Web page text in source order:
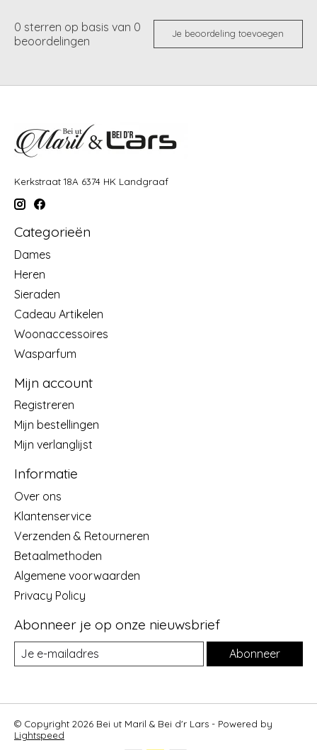
0 sterren op basis van 0
beoordelingen
Je beoordeling toevoegen
Kerkstraat 18A 6374 HK Landgraaf
Categorieën
Dames
Heren
Sieraden
Cadeau Artikelen
Woonaccessoires
Wasparfum
Mijn account
Registreren
Mijn bestellingen
Mijn verlanglijst
Informatie
Over ons
Klantenservice
Verzenden & Retourneren
Betaalmethoden
Algemene voorwaarden
Privacy Policy
Abonneer je op onze nieuwsbrief
Abonneer
© Copyright 2026 Bei ut Maril & Bei d'r Lars - Powered by
Lightspeed